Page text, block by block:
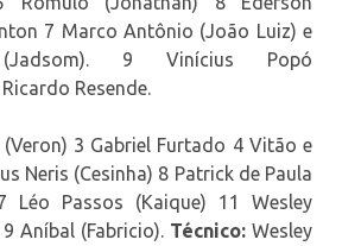
7 Marco Antônio (João Luiz) e
9 Vinícius Popó
Ricardo Resende.
3 Gabriel Furtado 4 Vitão e
Neris (Cesinha) 8 Patrick de Paula
Léo Passos (Kaique) 11 Wesley
Aníbal (Fabricio). Técnico: Wesley